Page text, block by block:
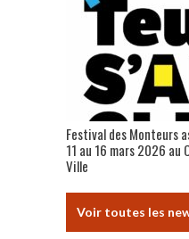
Festival des Monteurs
11 au 16 mars 2026 au
Ville
Voir toutes les